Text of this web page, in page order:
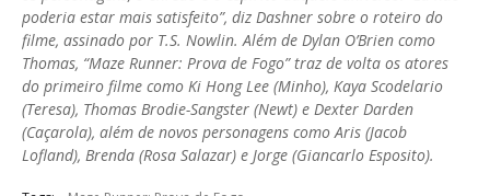
poderia estar mais satisfeito”, diz Dashner sobre o roteiro do
filme, assinado por T.S. Nowlin. Além de Dylan O’Brien como
Thomas, “Maze Runner: Prova de Fogo” traz de volta os atores
do primeiro filme como Ki Hong Lee (Minho), Kaya Scodelario
(Teresa), Thomas Brodie-Sangster (Newt) e Dexter Darden
(Caçarola), além de novos personagens como Aris (Jacob
Lofland), Brenda (Rosa Salazar) e Jorge (Giancarlo Esposito).